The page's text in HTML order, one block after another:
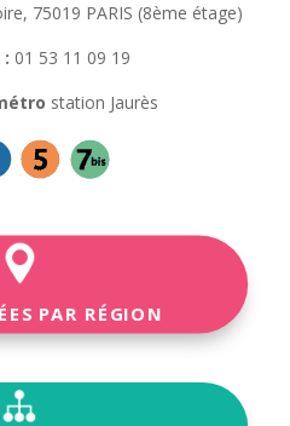
75019 PARIS (8ème étage)
01 53 11 09 19
station Jaurès
PAR RÉGION